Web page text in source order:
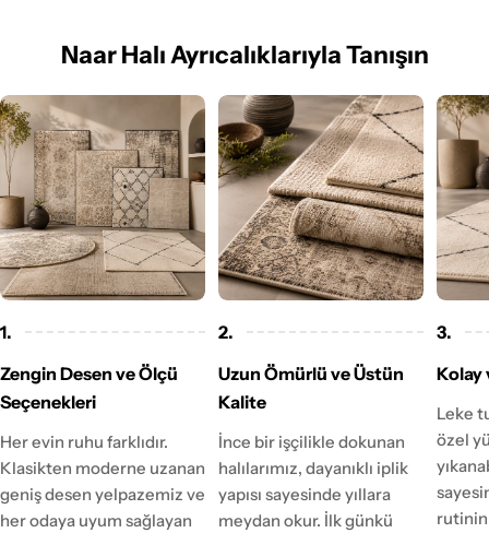
Naar Halı Ayrıcalıklarıyla Tanışın
1.
Zengin Desen ve Ölçü
Seçenekleri
Her evin ruhu farklıdır.
Klasikten moderne uzanan
geniş desen yelpazemiz ve
her odaya uyum sağlayan
2.
Uzun Ömürlü ve Üstün
Kalite
İnce bir işçilikle dokunan
halılarımız, dayanıklı iplik
yapısı sayesinde yıllara
meydan okur. İlk günkü
3.
Kolay
Leke
özel